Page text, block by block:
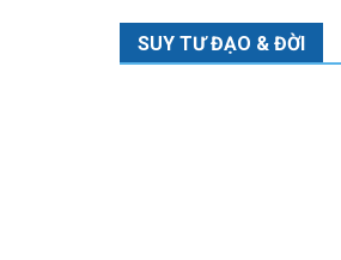
SUY TƯ ĐẠO & ĐỜI